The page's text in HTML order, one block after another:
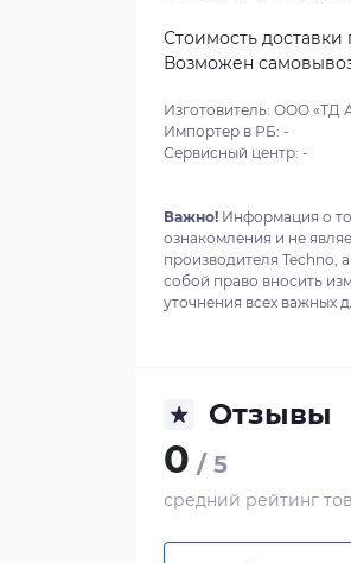
Стоимость
Возможен
Изготовитель: ООО «ТД
Импортер в РБ: -
Сервисный центр: -
Важно! Информация о
ознакомления и не
производителя Techno,
собой право вносить
уточнения всех важных
Отзывы
0 / 5
средний рейтинг